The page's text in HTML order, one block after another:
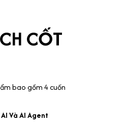
CỐT
bao gồm 4 cuốn
Và AI Agent